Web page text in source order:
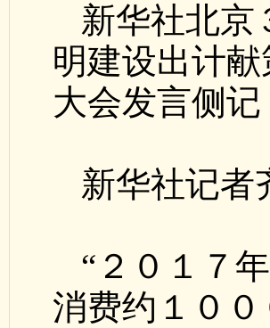
新华社北京
明建设出计
大会发言侧记
新华社记者
“２０１７
消费约１０